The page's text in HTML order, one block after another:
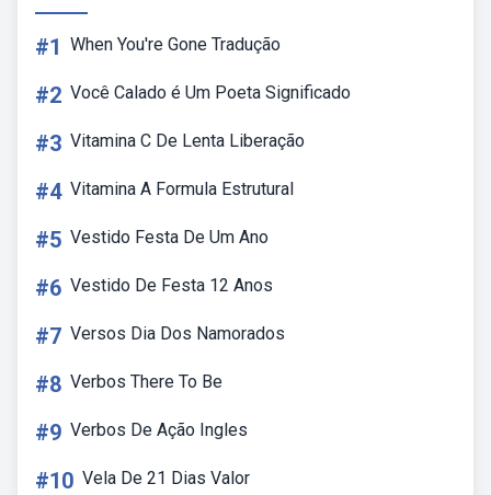
#1 When You're Gone Tradução
#2 Você Calado é Um Poeta Significado
#3 Vitamina C De Lenta Liberação
#4 Vitamina A Formula Estrutural
#5 Vestido Festa De Um Ano
#6 Vestido De Festa 12 Anos
#7 Versos Dia Dos Namorados
#8 Verbos There To Be
#9 Verbos De Ação Ingles
#10 Vela De 21 Dias Valor